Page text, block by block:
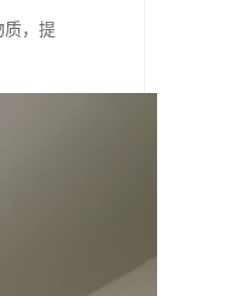
质，提